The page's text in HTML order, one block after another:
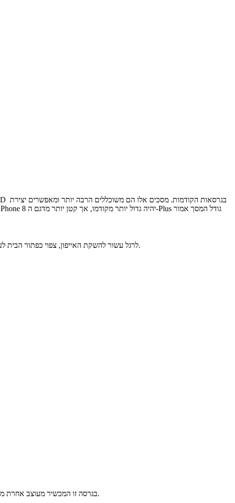
לרגל עשור להשקת האייפון, צפוי כפתור הבית לעבור שינוי. הכפתור המוכר לנו מראשית גרסאות האייפון יעלם וישולב כחלק מהמסך עצמו וגם חיישן זיהוי האצבע יעבור לחלק האחורי של המכשיר.
בגרסה זו המכשיר מעוצב אחרת מקודמיו בצורה משמעותית: מבנה גוף זכוכית מלא משני צדדיו - הקדמי והאחורי שיחליף את האלומיניום – אלו יתעגלו פנימה ויצרו מסך נטול שוליים.